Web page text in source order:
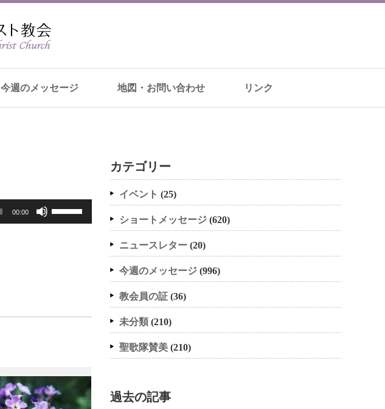
今週のメッセージ 地図・お問い合わせ リンク
00:00
は
印
キ
ー
カテゴリー
イベント (25)
ショートメッセージ (620)
ニュースレター (20)
今週のメッセージ (996)
教会員の証 (36)
未分類 (210)
聖歌隊賛美 (210)
過去の記事